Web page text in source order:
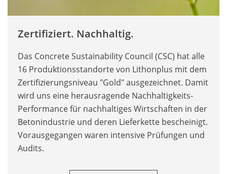
Zertifiziert. Nachhaltig.
Das Concrete Sustainability Council (CSC) hat alle
16 Produktionsstandorte von Lithonplus mit dem
Zertifizierungsniveau "Gold" ausgezeichnet. Damit
wird uns eine herausragende Nachhaltigkeits-
Performance für nachhaltiges Wirtschaften in der
Betonindustrie und deren Lieferkette bescheinigt.
Vorausgegangen waren intensive Prüfungen und
Audits.